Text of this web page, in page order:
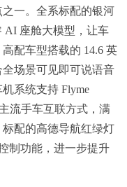
一。全系标配的银河
AI 座舱大模型，让车
配车型搭载的 14.6 英
场景可见即可说语音
系统支持 Flyme
流手车互联方式，满
配的高德导航红绿灯
制功能，进一步提升